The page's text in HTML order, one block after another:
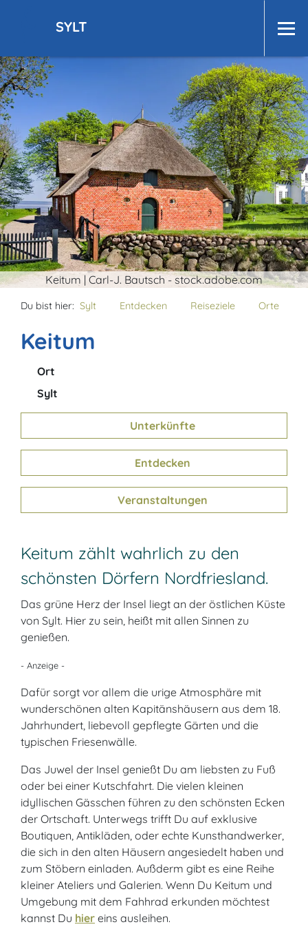
SYLT
Keitum | Carl-J. Bautsch - stock.adobe.com
Du bist hier: Sylt Entdecken Reiseziele Orte
Keitum
Ort
Sylt
Unterkünfte
Entdecken
Veranstaltungen
Keitum zählt wahrlich zu den
schönsten Dörfern Nordfriesland.
Das grüne Herz der Insel liegt an der östlichen Küste
von Sylt. Hier zu sein, heißt mit allen Sinnen zu
genießen.
- Anzeige -
Dafür sorgt vor allem die urige Atmosphäre mit
wunderschönen alten Kapitänshäusern aus dem 18.
Jahrhundert, liebevoll gepflegte Gärten und die
typischen Friesenwälle.
Das Juwel der Insel genießt Du am liebsten zu Fuß
oder bei einer Kutschfahrt. Die vielen kleinen
idyllischen Gässchen führen zu den schönsten Ecken
der Ortschaft. Unterwegs trifft Du auf exklusive
Boutiquen, Antikläden, oder echte Kunsthandwerker,
die sich in den alten Häusern angesiedelt haben und
zum Stöbern einladen. Außderm gibt es eine Reihe
kleiner Ateliers und Galerien. Wenn Du Keitum und
Umgebung mit dem Fahhrad erkunden möchtest
kannst Du hier eins ausleihen.